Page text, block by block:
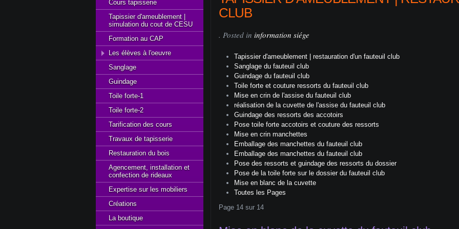
CLUB
. Posted in information siége
Tapissier d'ameublement | restauration d'un fauteuil club
Sanglage du fauteuil club
Guindage du fauteuil club
Toile forte et couture ressorts du fauteuil club
Mise en crin de l'assise du fauteuil club
réalisation de la cuvette de l'assise du fauteuil club
Guindage des ressorts des accotoirs
Pose toile forte accotoirs et couture des ressorts
Mise en crin manchettes
Emballage des manchettes du fauteuil club
Emballage des manchettes du fauteuil club
Pose des ressorts et guindage des ressorts du dossier
Pose de la toile forte sur le dossier du fauteuil club
Mise en blanc de la cuvette
Toutes les Pages
Page 14 sur 14
Cours tapisserie
Tapissier d'ameublement |
simulation du cout de CESU
Formation au CAP
Les élèves à l'oeuvre
Sanglage
Guindage
Toile forte-1
Toile forte-2
Tarification des cours
Travaux de tapisserie
Restauration du bois
Agencement, installation et
confection de rideaux
Expertise sur les mobiliers
Créations
La boutique